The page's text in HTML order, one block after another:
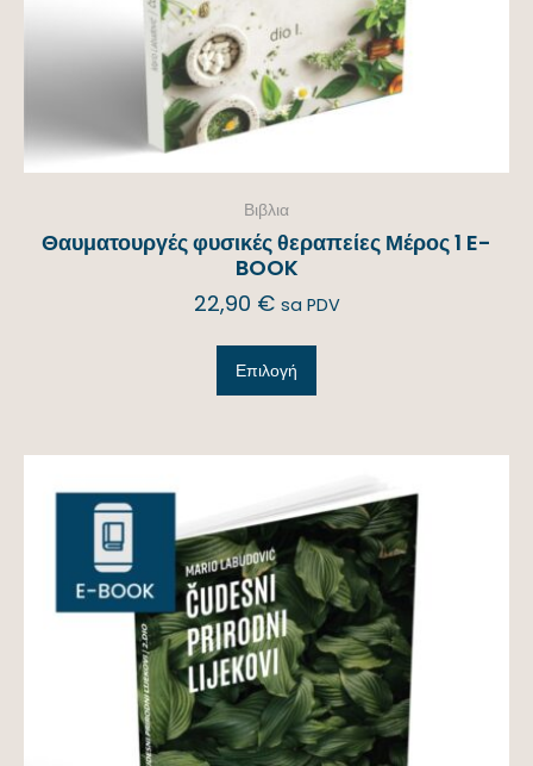
Βιβλια
Θαυματουργές φυσικές θεραπείες Μέρος 1 E-
BOOK
22,90 € sa PDV
Επιλογή